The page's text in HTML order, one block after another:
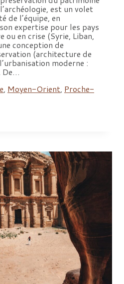
est un volet
de l’équipe, en
expertise pour les pays
ou en crise (Syrie, Liban,
conception de
(architecture de
moderne :
Moyen-Orient Proche-